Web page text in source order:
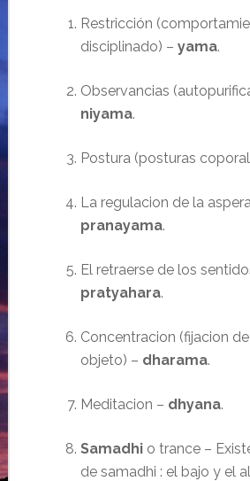
Restricción
disciplinado) – yama.
Observancias (auto
niyama.
Postura (posturas
La regulacion de la
pranayama.
El retraerse de los
pratyahara.
Concentracion (fijacion
objeto) – dharama.
Meditacion – dhyana.
Samadhi o trance –
de samadhi : el bajo y el